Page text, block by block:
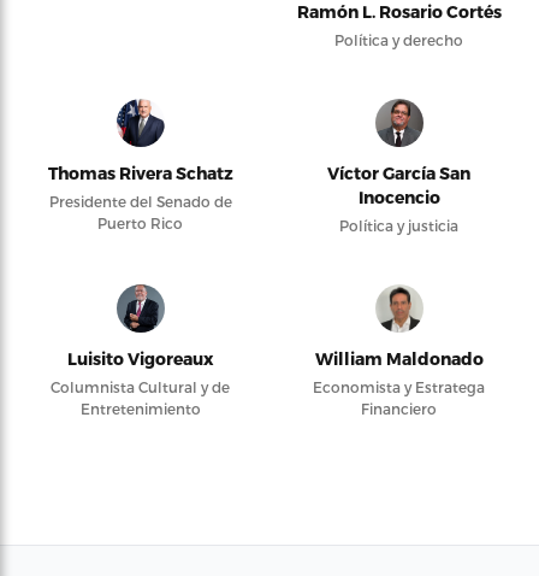
Ramón L. Rosario Cortés
Política y derecho
Thomas Rivera Schatz
Presidente del Senado de
Puerto Rico
Víctor García San
Inocencio
Política y justicia
Luisito Vigoreaux
Columnista Cultural y de
Entretenimiento
William Maldonado
Economista y Estratega
Financiero